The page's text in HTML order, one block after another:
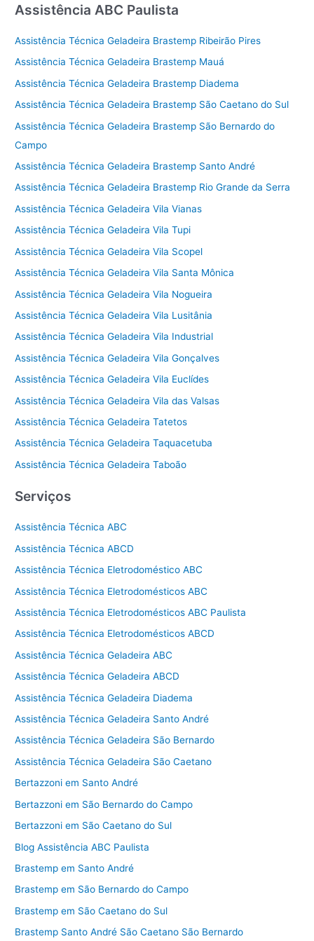
Assistência ABC Paulista
Assistência Técnica Geladeira Brastemp Ribeirão Pires
Assistência Técnica Geladeira Brastemp Mauá
Assistência Técnica Geladeira Brastemp Diadema
Assistência Técnica Geladeira Brastemp São Caetano do Sul
Assistência Técnica Geladeira Brastemp São Bernardo do
Campo
Assistência Técnica Geladeira Brastemp Santo André
Assistência Técnica Geladeira Brastemp Rio Grande da Serra
Assistência Técnica Geladeira Vila Vianas
Assistência Técnica Geladeira Vila Tupi
Assistência Técnica Geladeira Vila Scopel
Assistência Técnica Geladeira Vila Santa Mônica
Assistência Técnica Geladeira Vila Nogueira
Assistência Técnica Geladeira Vila Lusitânia
Assistência Técnica Geladeira Vila Industrial
Assistência Técnica Geladeira Vila Gonçalves
Assistência Técnica Geladeira Vila Euclídes
Assistência Técnica Geladeira Vila das Valsas
Assistência Técnica Geladeira Tatetos
Assistência Técnica Geladeira Taquacetuba
Assistência Técnica Geladeira Taboão
Serviços
Assistência Técnica ABC
Assistência Técnica ABCD
Assistência Técnica Eletrodoméstico ABC
Assistência Técnica Eletrodomésticos ABC
Assistência Técnica Eletrodomésticos ABC Paulista
Assistência Técnica Eletrodomésticos ABCD
Assistência Técnica Geladeira ABC
Assistência Técnica Geladeira ABCD
Assistência Técnica Geladeira Diadema
Assistência Técnica Geladeira Santo André
Assistência Técnica Geladeira São Bernardo
Assistência Técnica Geladeira São Caetano
Bertazzoni em Santo André
Bertazzoni em São Bernardo do Campo
Bertazzoni em São Caetano do Sul
Blog Assistência ABC Paulista
Brastemp em Santo André
Brastemp em São Bernardo do Campo
Brastemp em São Caetano do Sul
Brastemp Santo André São Caetano São Bernardo